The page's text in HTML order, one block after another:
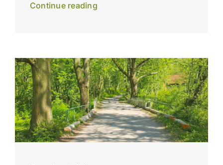
Continue reading